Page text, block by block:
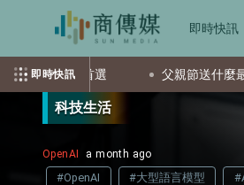
即時快訊
即時快訊父親節送什麼最實用？從聚餐、
科技生活
OpenAI a month ago
#OpenAI #大型語言模型